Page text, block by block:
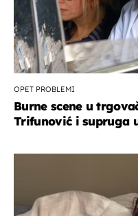
OPET PROBLEMI
Burne scene u
Trifunović i supruga